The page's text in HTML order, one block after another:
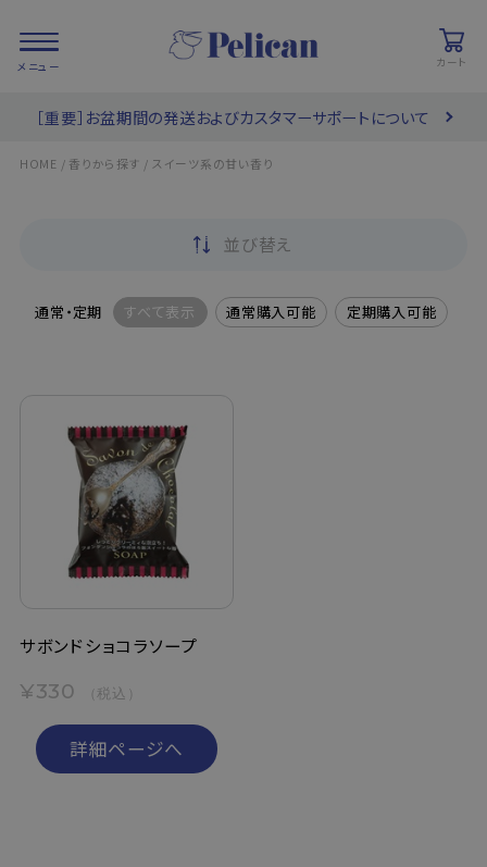
カート
PRODUCTS/ 商品を探す
定期購入
ペリカン石鹸について
ご利用案内
［重要］お盆期間の発送およびカスタマーサポートについて
HOME / 香りから探す / スイーツ系の甘い香り
並び替え
通常・定期 すべて表示 通常購入可能 定期購入可能
サボンドショコラソープ
¥330 （税込）
詳細ページへ